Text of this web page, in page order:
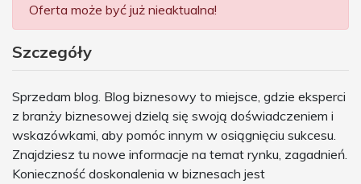
Oferta może być już nieaktualna!
Szczegóły
Sprzedam blog. Blog biznesowy to miejsce, gdzie eksperci
z branży biznesowej dzielą się swoją doświadczeniem i
wskazówkami, aby pomóc innym w osiągnięciu sukcesu.
Znajdziesz tu nowe informacje na temat rynku, zagadnień.
Konieczność doskonalenia w biznesach jest